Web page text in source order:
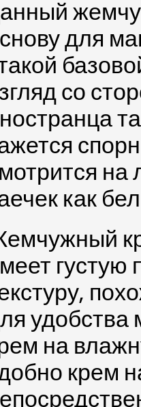
для
со
на
как
густую
удобства
на
крем